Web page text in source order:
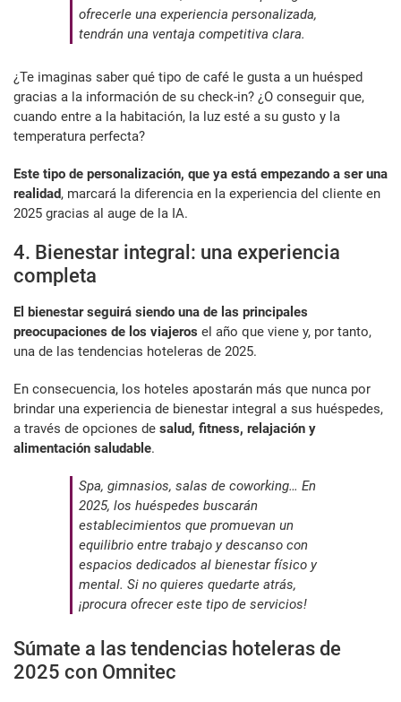
ofrecerle una experiencia personalizada,
tendrán una ventaja competitiva clara.
¿Te imaginas saber qué tipo de café le gusta a un huésped
gracias a la información de su check-in? ¿O conseguir que,
cuando entre a la habitación, la luz esté a su gusto y la
temperatura perfecta?
Este tipo de personalización, que ya está empezando a ser una
realidad, marcará la diferencia en la experiencia del cliente en
2025 gracias al auge de la IA.
4. Bienestar integral: una experiencia
completa
El bienestar seguirá siendo una de las principales
preocupaciones de los viajeros el año que viene y, por tanto,
una de las tendencias hoteleras de 2025.
En consecuencia, los hoteles apostarán más que nunca por
brindar una experiencia de bienestar integral a sus huéspedes,
a través de opciones de salud, fitness, relajación y
alimentación saludable.
Spa, gimnasios, salas de coworking… En
2025, los huéspedes buscarán
establecimientos que promuevan un
equilibrio entre trabajo y descanso con
espacios dedicados al bienestar físico y
mental. Si no quieres quedarte atrás,
¡procura ofrecer este tipo de servicios!
Súmate a las tendencias hoteleras de
2025 con Omnitec